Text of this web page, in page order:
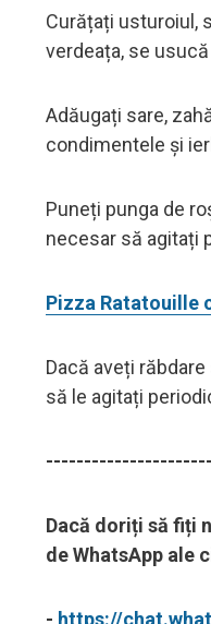
Curățați usturoiul,
verdeața, se
Adăugați sare,
condimentele și
Puneți punga de
necesar să agitați
Pizza Ratatouille
Dacă aveți
să le agitați
Dacă doriți să fiți
de WhatsApp ale
- https://